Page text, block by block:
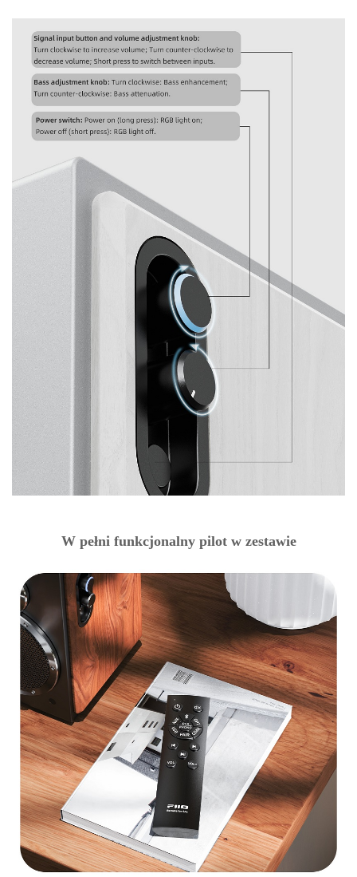
W pełni funkcjonalny pilot w zestawie